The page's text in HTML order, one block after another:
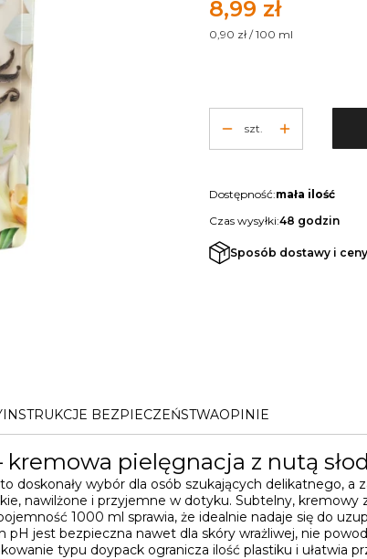
Cena
8,99 zł
0,90 zł / 100 ml
szt.
Dostępność:mała ilość
Czas wysyłki:48 godzin
Sposób dostawy i ceny
INSTRUKCJE BEZPIECZEŃSTWAOPINIE
kremowa pielęgnacja z nutą
doskonały wybór dla osób szukających delikatnego,
nawilżone i przyjemne w dotyku. Subtelny, kremowy
1000 ml sprawia, że idealnie nadaje się do
jest bezpieczna nawet dla skóry wrażliwej, nie
typu doypack ogranicza ilość plastiku i ułatwia